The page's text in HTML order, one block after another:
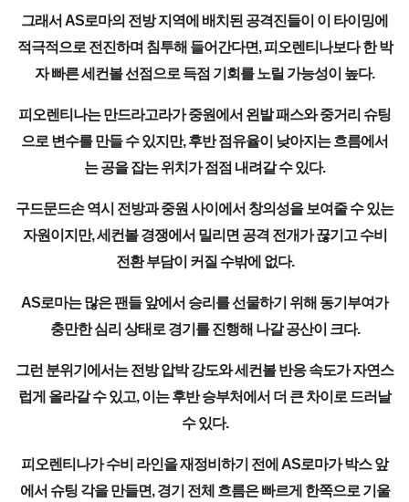
그래서 AS로마의 전방 지역에 배치된 공격진들이 이 타이밍에
적극적으로 전진하며 침투해 들어간다면, 피오렌티나보다 한 박
자 빠른 세컨볼 선점으로 득점 기회를 노릴 가능성이 높다.
피오렌티나는 만드라고라가 중원에서 왼발 패스와 중거리 슈팅
으로 변수를 만들 수 있지만, 후반 점유율이 낮아지는 흐름에서
는 공을 잡는 위치가 점점 내려갈 수 있다.
구드문드손 역시 전방과 중원 사이에서 창의성을 보여줄 수 있는
자원이지만, 세컨볼 경쟁에서 밀리면 공격 전개가 끊기고 수비
전환 부담이 커질 수밖에 없다.
AS로마는 많은 팬들 앞에서 승리를 선물하기 위해 동기부여가
충만한 심리 상태로 경기를 진행해 나갈 공산이 크다.
그런 분위기에서는 전방 압박 강도와 세컨볼 반응 속도가 자연스
럽게 올라갈 수 있고, 이는 후반 승부처에서 더 큰 차이로 드러날
수 있다.
피오렌티나가 수비 라인을 재정비하기 전에 AS로마가 박스 앞
에서 슈팅 각을 만들면, 경기 전체 흐름은 빠르게 한쪽으로 기울